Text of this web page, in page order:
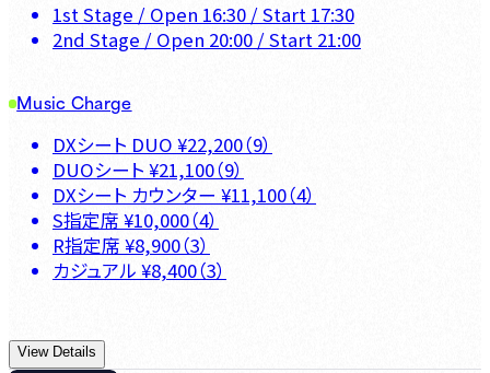
1st Stage / Open 16:30 / Start 17:30
2nd Stage / Open 20:00 / Start 21:00
Music Charge
DXシート DUO ¥22,200（9）
DUOシート ¥21,100（9）
DXシート カウンター ¥11,100（4）
S指定席 ¥10,000（4）
R指定席 ¥8,900（3）
カジュアル ¥8,400（3）
View Details